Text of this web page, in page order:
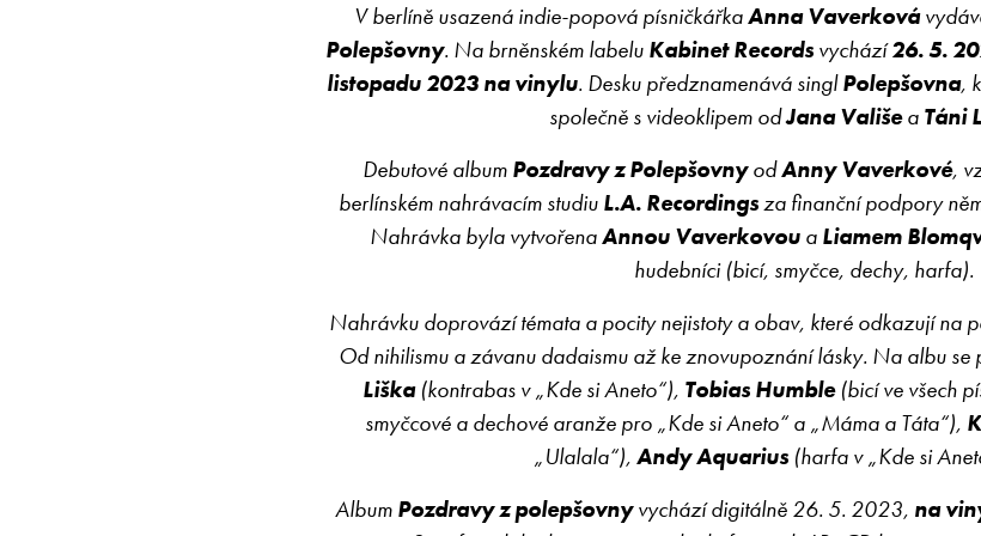
V berlíně usazená indie-popová písničkářkaAnna Vaverková
Polepšovny. Na brněnském labelu Kabinet Records vychází26. 5.
listopadu 2023 na vinylu. Desku předznamenává singlPolepšovna,
společně s videoklipem odJana Vališea Táni
Debutové album Pozdravy z PolepšovnyodAnny Vaverkové,
berlínském nahrávacím studiu L.A. Recordingsza finanční podpory
Nahrávka byla vytvořenaAnnou Vaverkovou a Liamem
hudebníci (bicí, smyčce, dechy, harfa).
Nahrávku doprovází témata a pocity nejistoty a obav, které odkazují na
Od nihilismu a závanu dadaismu až ke znovupoznání lásky. Na albu se
Liška(kontrabas v „Kde si Aneto“), Tobias Humble(bicí ve všech
smyčcové a dechové aranže pro „Kde si Aneto“ a „Máma a Táta“),
„Ulalala“), Andy Aquarius (harfa v „Kde si
Album Pozdravy z polepšovnyvychází digitálně 26. 5. 2023, na